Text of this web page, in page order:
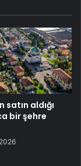
satın aldığı
bir şehre